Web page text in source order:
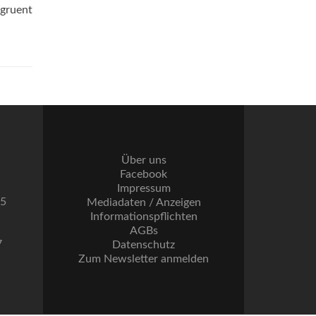
Über uns
Facebook
Impressum
Mediadaten / Anzeigen
Informationspflichten
AGBs
Datenschutz
Zum Newsletter anmelden